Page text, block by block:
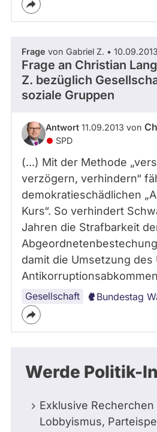
Frage von Gabriel Z. • 10.09.2013
Frage an Christian
Z. bezüglich
soziale Gruppen
Antwort 11.09.2013 von
SPD
(...) Mit der Methode
verzögern, verhindern“
demokratieschädlichen
Kurs“. So verhindert
Jahren die Strafbarkeit
damit die Umsetzung des
Gesellschaft Bundestag
Werde Politik-
Exklusive Recherchen
Lobbyismus,